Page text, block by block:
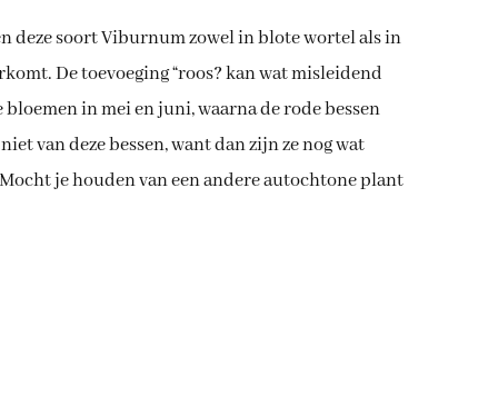
deze soort Viburnum zowel in blote wortel als in
De toevoeging “roos? kan wat misleidend
in mei en juni, waarna de rode bessen
van deze bessen, want dan zijn ze nog wat
je houden van een andere autochtone plant